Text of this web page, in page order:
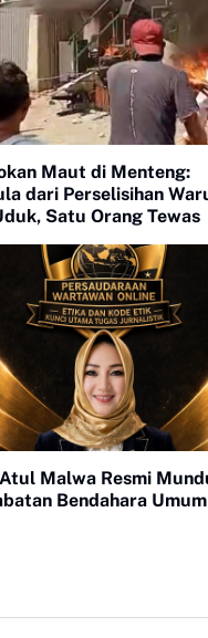
Maut di Menteng:
dari Perselisihan
Satu Orang Tewas
Malwa Resmi
Bendahara